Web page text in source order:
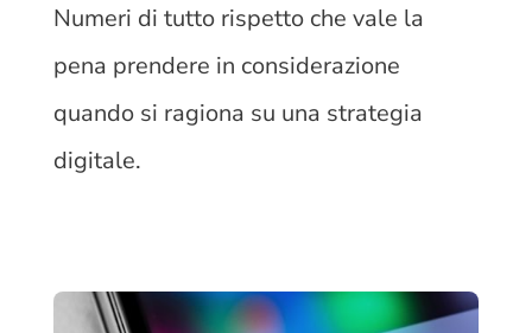
Numeri di tutto rispetto che vale la
pena prendere in considerazione
quando si ragiona su una strategia
digitale.